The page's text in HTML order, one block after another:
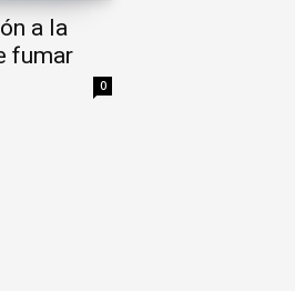
a la
fumar
0